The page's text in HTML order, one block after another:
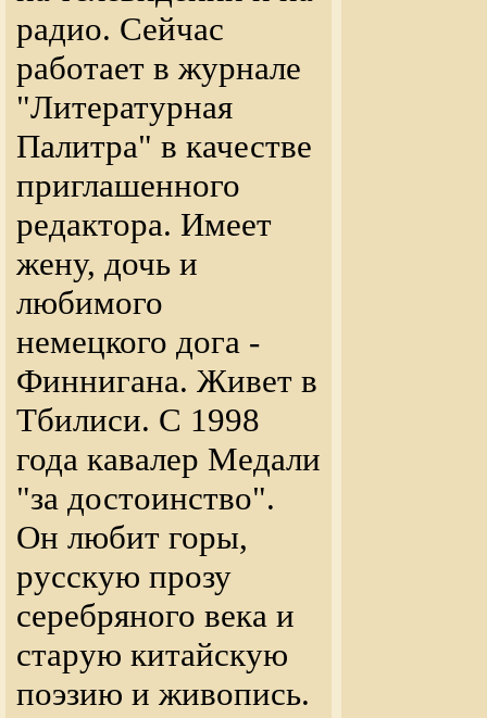
радио. Сейчас
работает в журнале
"Литературная
Палитра" в качестве
приглашенного
редактора. Имеет
жену, дочь и
любимого
немецкого дога -
Финнигана. Живет в
Тбилиси. С 1998
года кавалер Медали
"за достоинство".
Он любит горы,
русскую прозу
серебряного века и
старую китайскую
поэзию и живопись.